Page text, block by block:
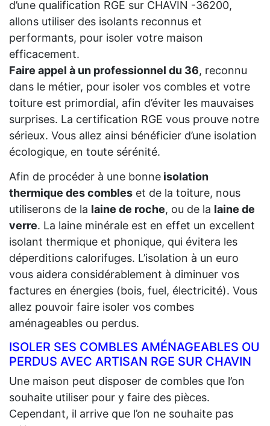
d’une qualification RGE sur CHAVIN -36200,
allons utiliser des isolants reconnus et
performants, pour isoler votre maison
efficacement.
Faire appel à un professionnel du 36, reconnu
dans le métier, pour isoler vos combles et votre
toiture est primordial, afin d’éviter les mauvaises
surprises. La certification RGE vous prouve notre
sérieux. Vous allez ainsi bénéficier d’une isolation
écologique, en toute sérénité.
Afin de procéder à une bonne isolation
thermique des combles et de la toiture, nous
utiliserons de la laine de roche, ou de la laine de
verre. La laine minérale est en effet un excellent
isolant thermique et phonique, qui évitera les
déperditions calorifuges. L’isolation à un euro
vous aidera considérablement à diminuer vos
factures en énergies (bois, fuel, électricité). Vous
allez pouvoir faire isoler vos combes
aménageables ou perdus.
ISOLER SES COMBLES AMÉNAGEABLES OU
PERDUS AVEC ARTISAN RGE SUR CHAVIN
Une maison peut disposer de combles que l’on
souhaite utiliser pour y faire des pièces.
Cependant, il arrive que l’on ne souhaite pas